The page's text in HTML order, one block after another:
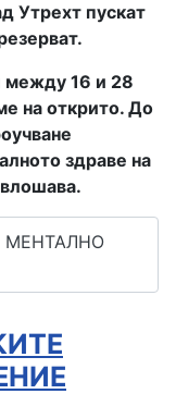
Утрехт пускат
между 16 и 28
на открито. До
здраве на
МЕНТАЛНО